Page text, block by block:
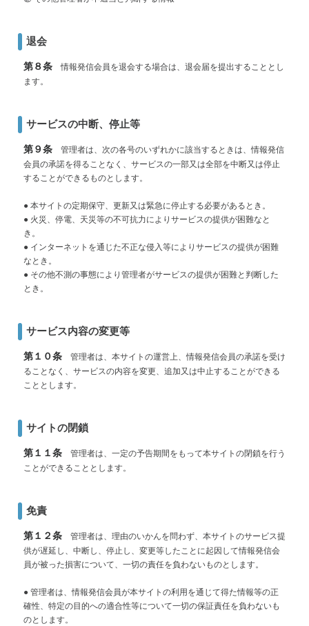
退会
第８条情報発信会員を退会する場合は、退会届を提出することとし
ます。
サービスの中断、停止等
第９条管理者は、次の各号のいずれかに該当するときは、情報発信
会員の承諾を得ることなく、サービスの一部又は全部を中断又は停止
することができるものとします。
● 本サイトの定期保守、更新又は緊急に停止する必要があるとき。
● 火災、停電、天災等の不可抗力によりサービスの提供が困難なと
き。
● インターネットを通じた不正な侵入等によりサービスの提供が困難
なとき。
● その他不測の事態により管理者がサービスの提供が困難と判断した
とき。
サービス内容の変更等
第１０条管理者は、本サイトの運営上、情報発信会員の承諾を受け
ることなく、サービスの内容を変更、追加又は中止することができる
こととします。
サイトの閉鎖
第１１条管理者は、一定の予告期間をもって本サイトの閉鎖を行う
ことができることとします。
免責
第１２条管理者は、理由のいかんを問わず、本サイトのサービス提
供が遅延し、中断し、停止し、変更等したことに起因して情報発信会
員が被った損害について、一切の責任を負わないものとします。
● 管理者は、情報発信会員が本サイトの利用を通じて得た情報等の正
確性、特定の目的への適合性等について一切の保証責任を負わないも
のとします。